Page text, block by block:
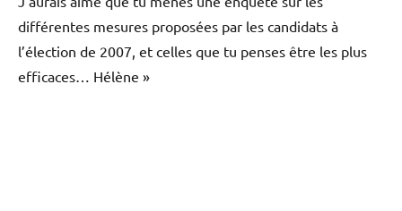
différentes mesures proposées par les candidats à
l’élection de 2007, et celles que tu penses être les plus
efficaces… Hélène »